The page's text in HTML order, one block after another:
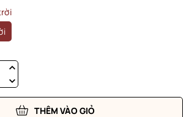
THÊM VÀO GIỎ